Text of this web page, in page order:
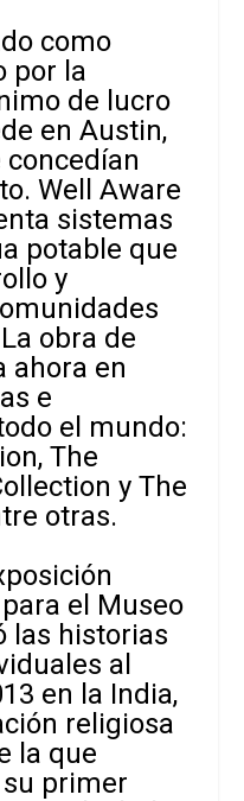
como
por la
de lucro
en Austin,
concedían
Well Aware
sistemas
potable que
y
obra de
ahora en
e
el mundo:
The
y The
otras.
el Museo
las historias
al
en la India,
religiosa
la que
primer